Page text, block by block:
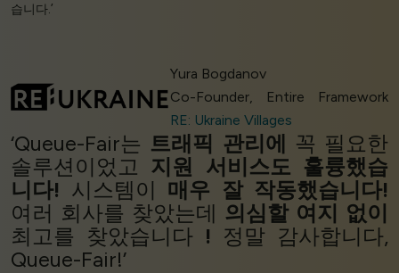
습니다.’
Yura Bogdanov
Co-Founder, Entire Framework
RE: Ukraine Villages
‘Queue-Fair는 트래픽 관리에
꼭 필요한
솔루션이었고 지원 서비스도 훌륭했습
니다! 시스템이 매우 잘 작동했습니다!
여러 회사를 찾았는데 의심할 여지 없이
최고를 찾았습니다 ! 정말 감사합니다,
Queue-Fair!’